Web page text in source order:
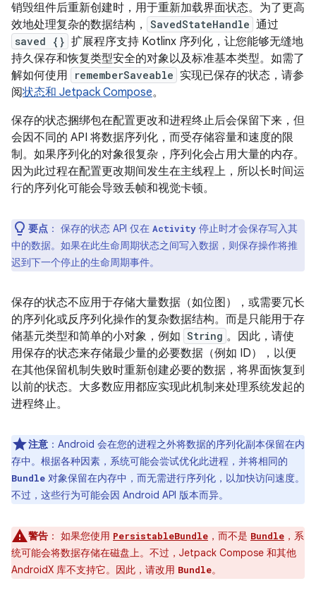
销毁组件后重新创建时，用于重新加载界面状态。为了更高
效地处理复杂的数据结构，
SavedStateHandle 通过
saved {} 扩展程序支持 Kotlinx 序列化，让您能够无缝地
持久保存和恢复类型安全的对象以及标准基本类型。如需了
解如何使用
rememberSaveable 实现已保存的状态，请参
阅状态和 Jetpack Compose。
保存的状态捆绑包在配置更改和进程终止后会保留下来，但
会因不同的 API 将数据序列化，而受存储容量和速度的限
制。如果序列化的对象很复杂，序列化会占用大量的内存。
因为此过程在配置更改期间发生在主线程上，所以长时间运
行的序列化可能会导致丢帧和视觉卡顿。
要点 ： 保存的状态 API 仅在 Activity 停止时才会保存写入其
中的数据。如果在此生命周期状态之间写入数据，则保存操作将推
迟到下一个停止的生命周期事件。
保存的状态不应用于存储大量数据（如位图），或需要冗长
的序列化或反序列化操作的复杂数据结构。而是只能用于存
储基元类型和简单的小对象，例如 String 。因此，请使
用保存的状态来存储最少量的必要数据（例如 ID），以便
在其他保留机制失败时重新创建必要的数据，将界面恢复到
以前的状态。大多数应用都应实现此机制来处理系统发起的
进程终止。
注意 ：Android 会在您的进程之外将数据的序列化副本保留在内
存中。根据各种因素，系统可能会尝试优化此进程，并将相同的
Bundle 对象保留在内存中，而无需进行序列化，以加快访问速度。
不过，这些行为可能会因 Android API 版本而异。
警告 ： 如果您使用 PersistableBundle ，而不是 Bundle ，系
统可能会将数据存储在磁盘上。不过，Jetpack Compose 和其他
AndroidX 库不支持它。因此，请改用 Bundle。